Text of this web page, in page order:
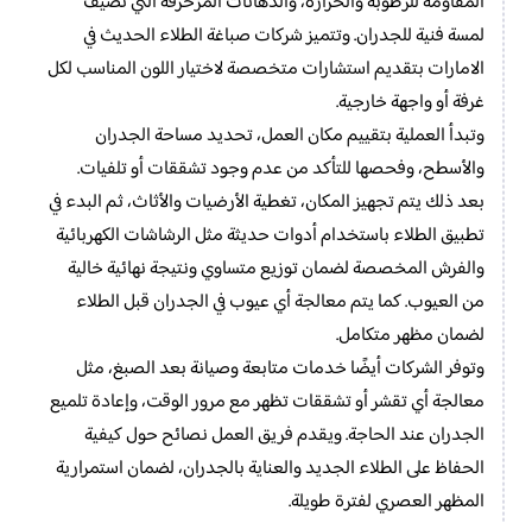
لمسة فنية للجدران. وتتميز شركات صباغة الطلاء الحديث في
الامارات بتقديم استشارات متخصصة لاختيار اللون المناسب لكل
غرفة أو واجهة خارجية.
وتبدأ العملية بتقييم مكان العمل، تحديد مساحة الجدران
والأسطح، وفحصها للتأكد من عدم وجود تشققات أو تلفيات.
بعد ذلك يتم تجهيز المكان، تغطية الأرضيات والأثاث، ثم البدء في
تطبيق الطلاء باستخدام أدوات حديثة مثل الرشاشات الكهربائية
والفرش المخصصة لضمان توزيع متساوي ونتيجة نهائية خالية
من العيوب. كما يتم معالجة أي عيوب في الجدران قبل الطلاء
لضمان مظهر متكامل.
وتوفر الشركات أيضًا خدمات متابعة وصيانة بعد الصبغ، مثل
معالجة أي تقشر أو تشققات تظهر مع مرور الوقت، وإعادة تلميع
الجدران عند الحاجة. ويقدم فريق العمل نصائح حول كيفية
الحفاظ على الطلاء الجديد والعناية بالجدران، لضمان استمرارية
المظهر العصري لفترة طويلة.